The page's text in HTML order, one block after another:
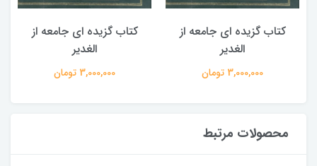
کتاب گزیده ای جامعه از
الغدیر
3,000,000 تومان
کتاب گزیده ای جامعه از
الغدیر
3,000,000 تومان
محصولات مرتبط